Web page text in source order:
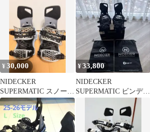
¥30,000
NIDECKER
SUPERMATIC スノーボ
ード ビンディング
¥33,800
NIDECKER
SUPERMATIC ビンディ
ング Lサイズ ブラック